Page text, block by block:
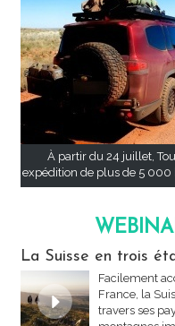
À partir du 24 juillet,
expédition de plus de 5 000
La Suisse en trois
Facilement
France, la
travers ses